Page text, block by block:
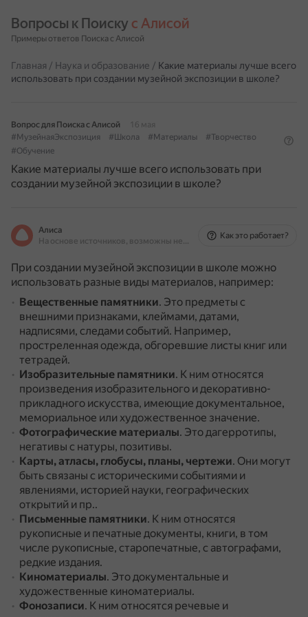
Вопросы к Поиску с Алисой
Примеры ответов Поиска с Алисой
Главная / Наука и образование / Какие материалы лучше всего
использовать при создании музейной экспозиции в школе?
Вопрос для Поиска с Алисой
16 мая
#МузейнаяЭкспозиция
#Школа #Материалы
#Творчество
#Обучение
Какие материалы лучше всего использовать при
создании музейной экспозиции в школе?
Алиса
На основе источников, возможны неточности
Как это работает?
При создании музейной экспозиции в школе можно
использовать разные виды материалов, например:
Вещественные памятники. Это предметы с
внешними признаками, клеймами, датами,
надписями, следами событий. Например,
простреленная одежда, обгоревшие листы книг или
тетрадей.
Изобразительные памятники. К ним относятся
произведения изобразительного и декоративно-
прикладного искусства, имеющие документальное,
мемориальное или художественное значение.
Фотографические материалы. Это дагерротипы,
негативы с натуры, позитивы.
Карты, атласы, глобусы, планы, чертежи. Они могут
быть связаны с историческими событиями и
явлениями, историей науки, географических
открытий и пр..
Письменные памятники. К ним относятся
рукописные и печатные документы, книги, в том
числе рукописные, старопечатные, с автографами,
редкие издания.
Киноматериалы. Это документальные и
художественные киноматериалы.
Фонозаписи. К ним относятся речевые и